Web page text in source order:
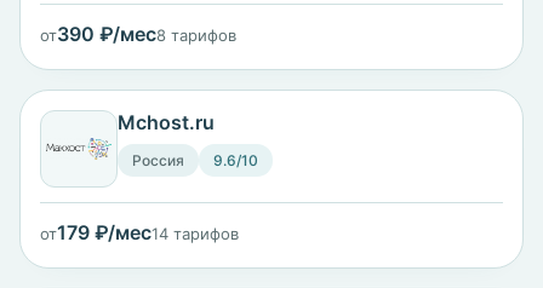
от390 ₽/мес8 тарифов
Mchost.ru
Россия 9.6/10
от179 ₽/мес14 тарифов